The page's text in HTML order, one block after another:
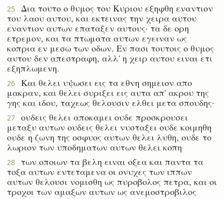
25
Δια τουτο ο θυμος του Κυριου εξηφθη εναντιον
του λαου αυτου, και εκτεινας την χειρα αυτου
εναντιον αυτων επαταξεν αυτους· τα δε ορη
ετρεμον, και τα πτωματα αυτων εγειναν ως
κοπρια εν μεσω των οδων. Εν πασι τουτοις ο θυμος
αυτου δεν απεστραφη, αλλ' η χειρ αυτου ειναι ετι
εξηπλωμενη.
26
Και θελει υψωσει εις τα εθνη σημειον απο
μακραν, και θελει συριξει εις αυτα απ' ακρου της
γης και ιδου, ταχεως θελουσιν ελθει μετα σπουδης·
27
ουδεις θελει αποκαμει ουδε προσκρουσει
μεταξυ αυτων ουδεις θελει νυσταξει ουδε κοιμηθη
ουδε η ζωνη της οσφυος αυτων θελει λυθη, ουδε το
λωριον των υποδηματων αυτων θελει κοπη
28
των οποιων τα βελη ειναι οξεα και παντα τα
τοξα αυτων εντεταμενα οι ονυχες των ιππων
αυτων θελουσι νομισθη ως πυροβολος πετρα, και οι
τροχοι των αμαξων αυτων ως ανεμοστροβιλος